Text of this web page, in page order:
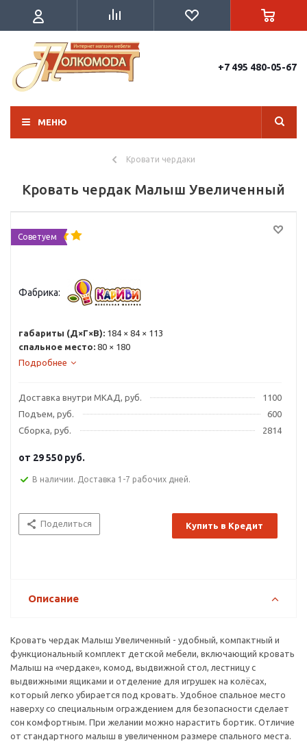
+7 495 480-05-67
МЕНЮ
Кровати чердаки
Кровать чердак Малыш Увеличенный
Советуем
Фабрика:
габариты (Д×Г×В): 184 × 84 × 113
спальное место: 80 × 180
Подробнее
Доставка внутри МКАД, руб.
1100
Подъем, руб.
600
Сборка, руб.
2814
от 29 550 руб.
В наличии. Доставка 1-7 рабочих дней.
Поделиться Купить в Кредит
Описание
Кровать чердак Малыш Увеличенный - удобный, компактный и
функциональный комплект детской мебели, включающий кровать
Малыш на «чердаке», комод, выдвижной стол, лестницу с
выдвижными ящиками и отделение для игрушек на колёсах,
который легко убирается под кровать. Удобное спальное место
наверху со специальным ограждением для безопасности сделает
сон комфортным. При желании можно нарастить бортик. Отличие
от стандартного малыш в увеличенном размере спального места.